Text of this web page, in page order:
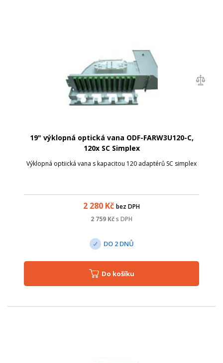
19" výklopná optická vana ODF-FARW3U120-C,
120x SC Simplex
Výklopná optiická vana s kapacitou 120 adaptérů SC simplex
2 280 Kč bez DPH
2 759 Kčs DPH
DO 2 DNŮ
Do košíku